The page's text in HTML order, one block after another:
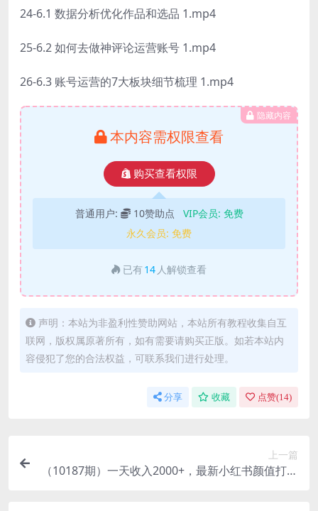
24-6.1 数据分析优化作品和选品 1.mp4
25-6.2 如何去做神评论运营账号 1.mp4
26-6.3 账号运营的7大板块细节梳理 1.mp4
隐藏内容
本内容需权限查看
购买查看权限
普通用户: 10赞助点 VIP会员: 免费
永久会员: 免费
已有 14 人解锁查看
声明：本站为非盈利性赞助网站，本站所有教程收集自互
联网，版权属原著所有，如有需要请购买正版。如若本站内
容侵犯了您的合法权益，可联系我们进行处理。
分享 收藏 点赞(14)
上一篇
（10187期）一天收入2000+，最新小红书颜值打分